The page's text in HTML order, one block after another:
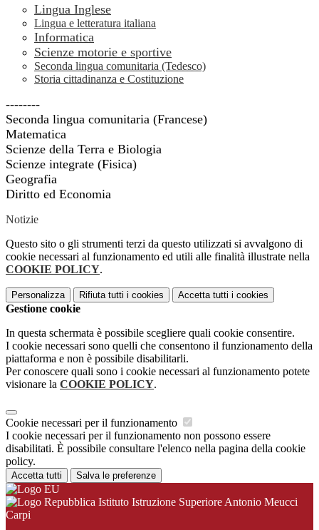
Lingua Inglese
Lingua e letteratura italiana
Informatica
Scienze motorie e sportive
Seconda lingua comunitaria (Tedesco)
Storia cittadinanza e Costituzione
--------
Seconda lingua comunitaria (Francese)
Matematica
Scienze della Terra e Biologia
Scienze integrate (Fisica)
Geografia
Diritto ed Economia
Notizie
Questo sito o gli strumenti terzi da questo utilizzati si avvalgono di
cookie necessari al funzionamento ed utili alle finalità illustrate nella
COOKIE POLICY.
Personalizza Rifiuta tutti i cookies Accetta tutti i cookies
Gestione cookie
In questa schermata è possibile scegliere quali cookie consentire.
I cookie necessari sono quelli che consentono il funzionamento della
piattaforma e non è possibile disabilitarli.
Per conoscere quali sono i cookie necessari al funzionamento potete
visionare la COOKIE POLICY.
Cookie necessari per il funzionamento
I cookie necessari per il funzionamento non possono essere
disabilitati. È possibile consultare l'elenco nella pagina della cookie
policy.
Accetta tutti Salva le preferenze
Istituto Istruzione Superiore Antonio Meucci
Carpi